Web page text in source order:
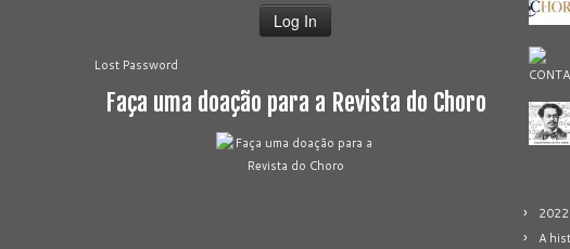
Lost Password
Faça uma doação para a Revista do Choro
A